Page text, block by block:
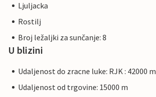
Ljuljacka
Rostilj
Broj ležaljki za sunčanje: 8
U blizini
Udaljenost do zracne luke: RJK : 42000 m
Udaljenost od trgovine: 15000 m